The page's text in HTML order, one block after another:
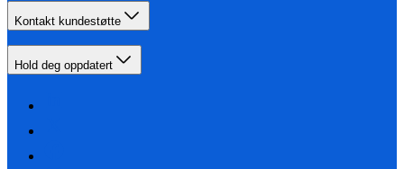
Kontakt kundestøtte
Hold deg oppdatert